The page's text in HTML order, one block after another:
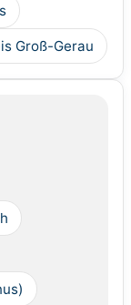
Groß-Gerau